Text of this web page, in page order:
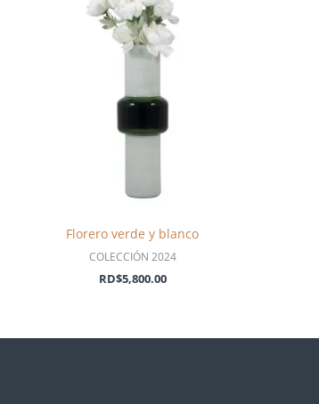
Florero verde y blanco
COLECCIÓN 2024
RD$5,800.00